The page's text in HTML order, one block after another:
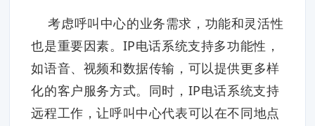
考虑呼叫中心的业务需求，功能和灵活性
也是重要因素。IP电话系统支持多功能性，
如语音、视频和数据传输，可以提供更多样
化的客户服务方式。同时，IP电话系统支持
远程工作，让呼叫中心代表可以在不同地点